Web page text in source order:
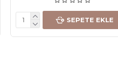
SEPETE EKLE